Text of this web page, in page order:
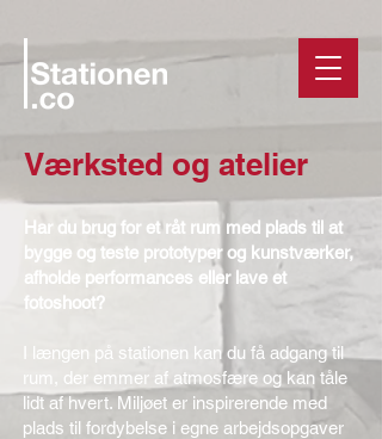
Værksted og atelier
Har du brug for et råt rum med plads til at
bygge og teste prototyper og kunstværker,
afholde performances eller lave et
fotoshoot?
I længen på stationen kan du få adgang til
rum, der emmer af atmosfære og kan tåle
lidt af hvert. Miljøet er inspirerende med
plads til fordybelse i egne arbejdsopgaver